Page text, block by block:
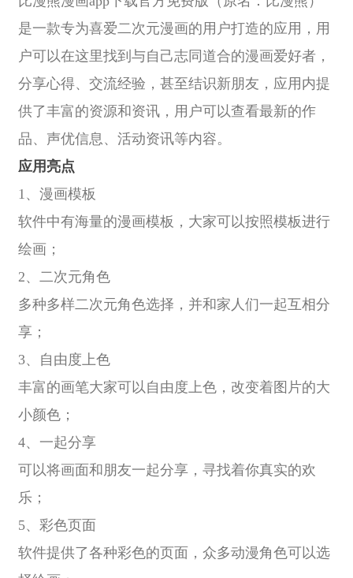
是一款专为喜爱二次元漫画的用户打造的应用，用
户可以在这里找到与自己志同道合的漫画爱好者，
分享心得、交流经验，甚至结识新朋友，应用内提
供了丰富的资源和资讯，用户可以查看最新的作
品、声优信息、活动资讯等内容。
应用亮点
1、漫画模板
软件中有海量的漫画模板，大家可以按照模板进行
绘画；
2、二次元角色
多种多样二次元角色选择，并和家人们一起互相分
享；
3、自由度上色
丰富的画笔大家可以自由度上色，改变着图片的大
小颜色；
4、一起分享
可以将画面和朋友一起分享，寻找着你真实的欢
乐；
5、彩色页面
软件提供了各种彩色的页面，众多动漫角色可以选